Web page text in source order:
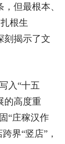
但最根本、
根生
刻揭示了文
入“十五
的高度重
“庄稼汉作
界“竖店”，